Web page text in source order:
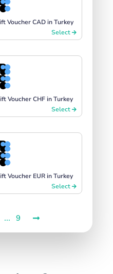
Voucher CAD in Turkey
Select
Voucher CHF in Turkey
Select
Voucher EUR in Turkey
Select
... 9